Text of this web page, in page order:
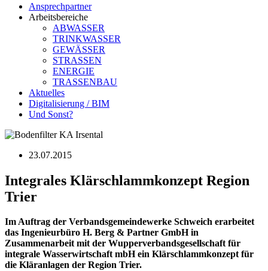
Ansprechpartner
Arbeitsbereiche
ABWASSER
TRINKWASSER
GEWÄSSER
STRASSEN
ENERGIE
TRASSENBAU
Aktuelles
Digitalisierung / BIM
Und Sonst?
23.07.2015
Integrales Klärschlammkonzept Region
Trier
Im Auftrag der Verbandsgemeindewerke Schweich erarbeitet
das Ingenieurbüro H. Berg & Partner GmbH in
Zusammenarbeit mit der Wupperverbandsgesellschaft für
integrale Wasserwirtschaft mbH ein Klärschlammkonzept für
die Kläranlagen der Region Trier.